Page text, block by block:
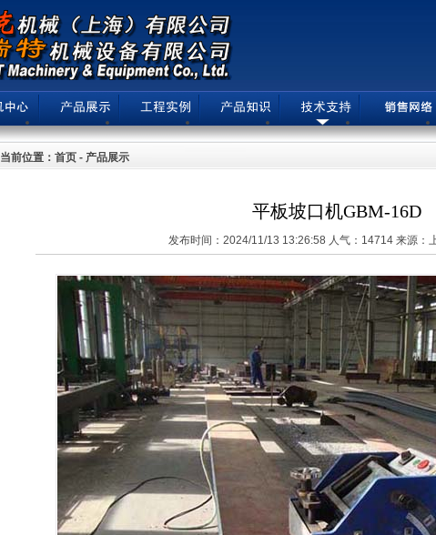
当前位置：首页 - 产品展示
平板坡口机GBM-16D
发布时间：2024/11/13 13:26:58 人气：14714 来源：